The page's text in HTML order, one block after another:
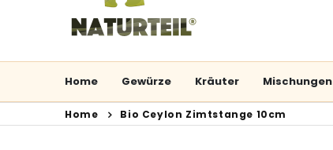
Home Gewürze Kräuter Mischungen
Home Bio Ceylon Zimtstange 10cm